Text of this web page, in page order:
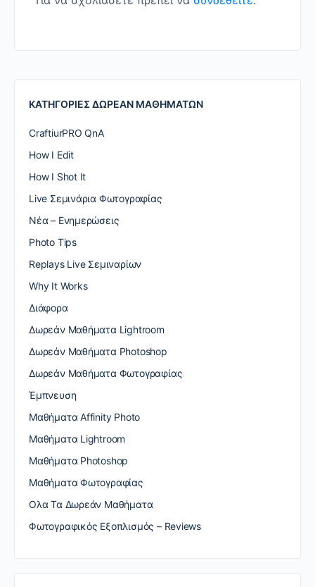
ΚΑΤΗΓΟΡΙΕΣ ΔΩΡΕΑΝ ΜΑΘΗΜΑΤΩΝ
CraftiurPRO QnA
How I Edit
How I Shot It
Live Σεμινάρια Φωτογραφίας
Nέα – Ενημερώσεις
Photo Tips
Replays Live Σεμιναρίων
Why It Works
Διάφορα
Δωρεάν Μαθήματα Lightroom
Δωρεάν Μαθήματα Photoshop
Δωρεάν Μαθήματα Φωτογραφίας
Έμπνευση
Μαθήματα Affinity Photo
Μαθήματα Lightroom
Μαθήματα Photoshop
Μαθήματα Φωτογραφίας
Ολα Τα Δωρεάν Μαθήματα
Φωτογραφικός Εξοπλισμός – Reviews